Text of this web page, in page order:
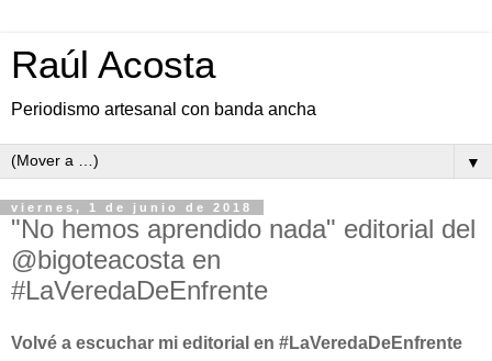
Raúl Acosta
Periodismo artesanal con banda ancha
▼
viernes, 1 de junio de 2018
"No hemos aprendido nada" editorial del
@bigoteacosta en
#LaVeredaDeEnfrente
Volvé a escuchar mi editorial en #LaVeredaDeEnfrente